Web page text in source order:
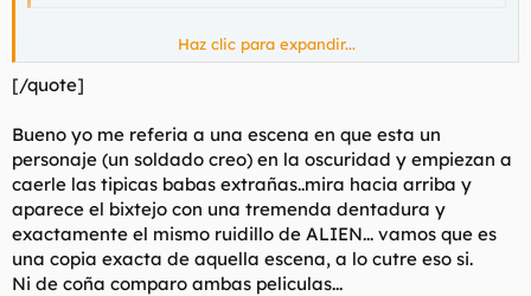
En mi humilde opinión, comparar este subproducto(si es que se
puede llamar así), con un clasico por meritos propios del cine
de horror como es la fantastica ALIEN de Ridley Scott(como se
Mi alter ego ni en un millon de años podria crear un producto
como ALIEN ni nada parecido, ya que carece de la genialidad
y la oportunidad que tuvieron los que hicieron Alien.
Por cierto, hace tiempo vi un articulo sobre unos guionistas
hechando pestes de Mr Boll, fue descojonante, pero pensar lo
que podria haber sido esta pelicula ( una pelicula amientada
en Alone in the Dark 1), con su atmosfera... por dios, imaginad
Haz clic para expandir...
[/quote]
Bueno yo me referia a una escena en que esta un
personaje (un soldado creo) en la oscuridad y empiezan a
caerle las tipicas babas extrañas..mira hacia arriba y
aparece el bixtejo con una tremenda dentadura y
exactamente el mismo ruidillo de ALIEN... vamos que es
una copia exacta de aquella escena, a lo cutre eso si.
Ni de coña comparo ambas peliculas...